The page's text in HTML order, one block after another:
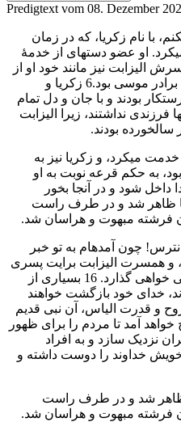
Predigtext vom 08. Dezember
با نام زكريا، كه در زمان
او عضو دستهای از خدمهٔ
اليزابت نيز مانند خود او از
قبيلهٔ كاهنان يهود و از نسل هارون برادر موسی بود.6 زكريا و
بودند و با جان و دل تمام
را بجا میآوردند.7 اما آنها فرزندی نداشتند، زيرا اليزابت
سالخورده بودند.
خدمت میكرد، و زكريا نيز به
به حكم قرعه نوبت به او
شود و در آنجا بخور
ظاهر شد و در طرف راست
فرشته مبهوت و هراسان شد.
نترس! چون آمدهام به تو خبر
و همسرت اليزابت برايت پسری
به دنیا خواهد آورد كه نامش را يحيی خواهی گذارد. 16 بسياری از
خدای خود بازگشت خواهند
روح و قدرت الياس، آن نبی قديم
خواهد آمد تا مردم را برای ظهور
نزديک سازد و به افراد
خداوند را دوست داشته و
ظاهر شد و در طرف راست
فرشته مبهوت و هراسان شد.